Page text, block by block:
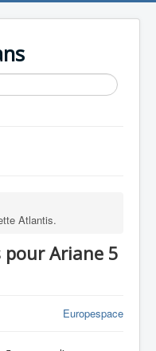
Atlantis.
pour Ariane 5
Europespace